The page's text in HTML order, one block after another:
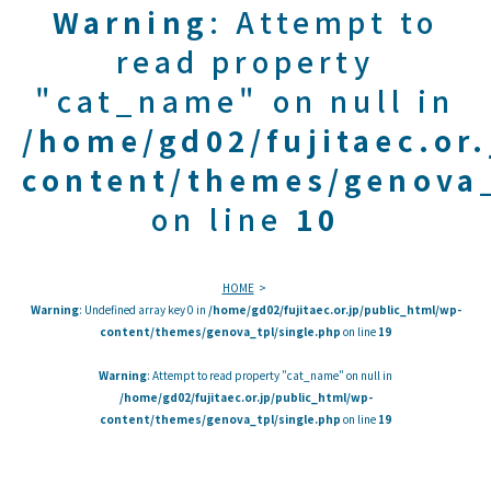
Warning : Attempt to
read property
"cat_name" on null in
/home/gd02/
content/themes/
on line 10
HOME
Warning: Undefined array key 0 in /home/gd02/fujitaec.or.jp/public_html/wp-
content/themes/genova_tpl/single.php on line 19
Warning: Attempt to read property "cat_name" on null in
/home/gd02/fujitaec.or.jp/public_html/wp-
content/themes/genova_tpl/single.php on line 19